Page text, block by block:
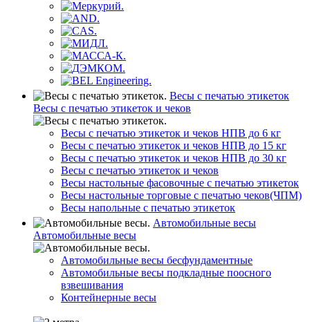
Весы с печатью этикеток
Весы с печатью этикеток и чеков
Весы с печатью этикеток и чеков НПВ до 6 кг
Весы с печатью этикеток и чеков НПВ до 15 кг
Весы с печатью этикеток и чеков НПВ до 30 кг
Весы с печатью этикеток и чеков
Весы настольные фасовочные с печатью этикеток
Весы настольные торговые с печатью чеков(ЧПМ)
Весы напольные с печатью этикеток
Автомобильные весы
Автомобильные весы
Автомобильные весы бесфундаментные
Автомобильные весы подкладные поосного
взвешивания
Контейнерные весы